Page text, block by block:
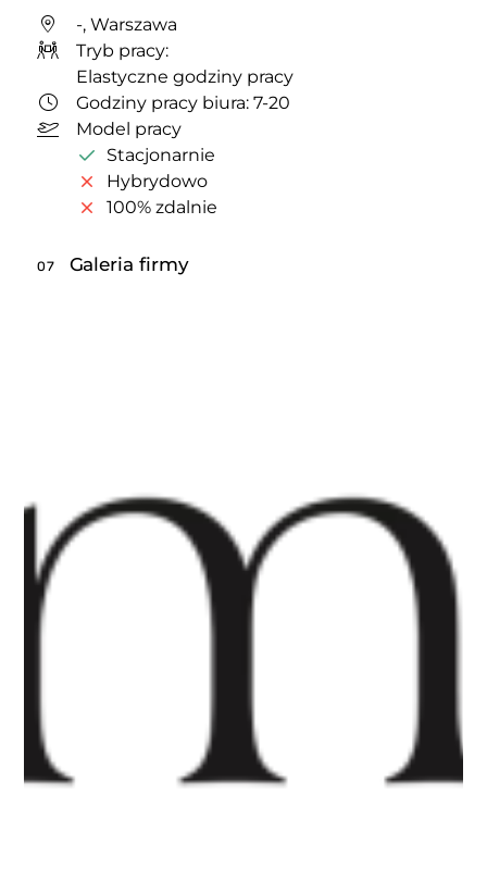
-, Warszawa
Tryb pracy:
Elastyczne godziny pracy
Godziny pracy biura: 7-20
Model pracy
Stacjonarnie
Hybrydowo
100% zdalnie
07 Galeria firmy